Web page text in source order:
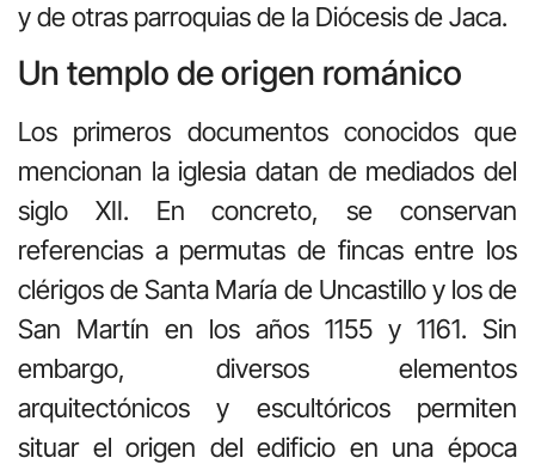
y de otras parroquias de la Diócesis de Jaca.
Un templo de origen románico
Los primeros documentos conocidos que
mencionan la iglesia datan de mediados del
siglo XII. En concreto, se conservan
referencias a permutas de fincas entre los
clérigos de Santa María de Uncastillo y los de
San Martín en los años 1155 y 1161. Sin
embargo, diversos elementos
arquitectónicos y escultóricos permiten
situar el origen del edificio en una época